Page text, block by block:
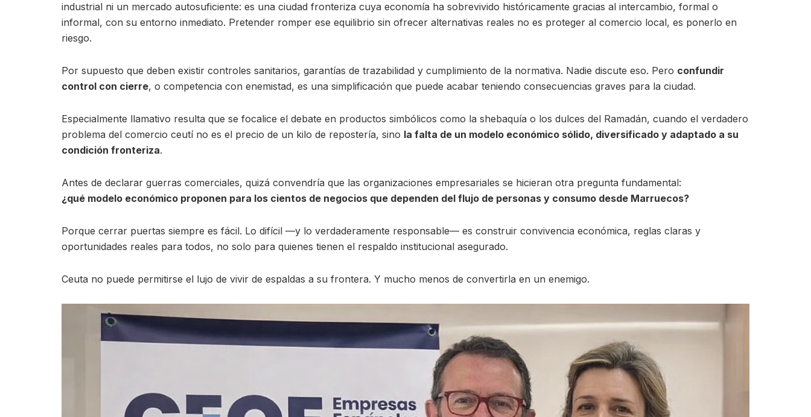
industrial ni un mercado autosuficiente: es una ciudad fronteriza cuya economía ha sobrevivido históricamente gracias al intercambio, formal o
informal, con su entorno inmediato. Pretender romper ese equilibrio sin ofrecer alternativas reales no es proteger al comercio local, es ponerlo en
riesgo.
Por supuesto que deben existir controles sanitarios, garantías de trazabilidad y cumplimiento de la normativa. Nadie discute eso. Pero confundir
control con cierre, o competencia con enemistad, es una simplificación que puede acabar teniendo consecuencias graves para la ciudad.
Especialmente llamativo resulta que se focalice el debate en productos simbólicos como la shebaquía o los dulces del Ramadán, cuando el verdadero
problema del comercio ceutí no es el precio de un kilo de repostería, sino la falta de un modelo económico sólido, diversificado y adaptado a su
condición fronteriza.
Antes de declarar guerras comerciales, quizá convendría que las organizaciones empresariales se hicieran otra pregunta fundamental:
¿qué modelo económico proponen para los cientos de negocios que dependen del flujo de personas y consumo desde Marruecos?
Porque cerrar puertas siempre es fácil. Lo difícil —y lo verdaderamente responsable— es construir convivencia económica, reglas claras y
oportunidades reales para todos, no solo para quienes tienen el respaldo institucional asegurado.
Ceuta no puede permitirse el lujo de vivir de espaldas a su frontera. Y mucho menos de convertirla en un enemigo.